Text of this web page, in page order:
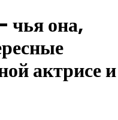
чья она,
актрисе и